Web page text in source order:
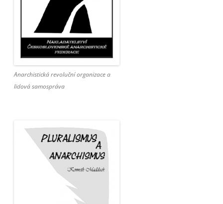
Anarchistická revoluční organizace a
lidová samospráva